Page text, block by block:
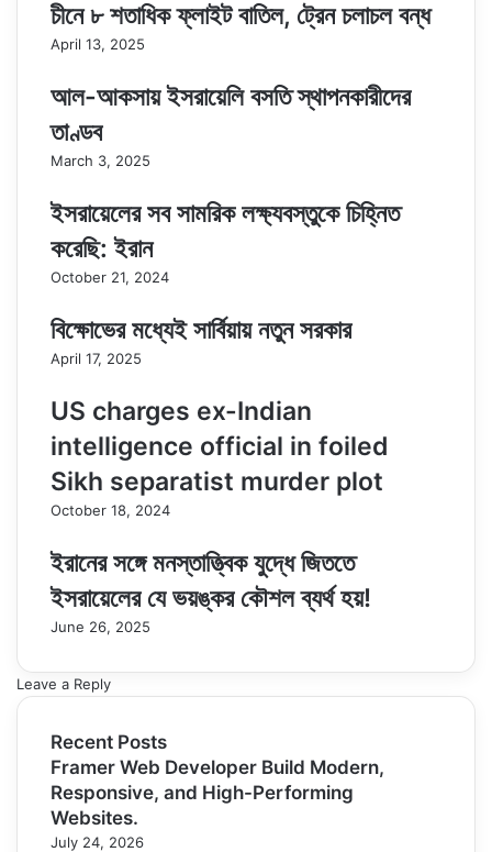
চীনে ৮ শতাধিক ফ্লাইট বাতিল, ট্রেন চলাচল বন্ধ
April 13, 2025
আল-আকসায় ইসরায়েলি বসতি স্থাপনকারীদের
তাণ্ডব
March 3, 2025
ইসরায়েলের সব সামরিক লক্ষ্যবস্তুকে চিহ্নিত
করেছি: ইরান
October 21, 2024
বিক্ষোভের মধ্যেই সার্বিয়ায় নতুন সরকার
April 17, 2025
US charges ex-Indian
intelligence official in foiled
Sikh separatist murder plot
October 18, 2024
ইরানের সঙ্গে মনস্তাত্ত্বিক যুদ্ধে জিততে
ইসরায়েলের যে ভয়ঙ্কর কৌশল ব্যর্থ হয়!
June 26, 2025
Leave a Reply
Recent Posts
Framer Web Developer Build Modern,
Responsive, and High-Performing
Websites.
July 24, 2026